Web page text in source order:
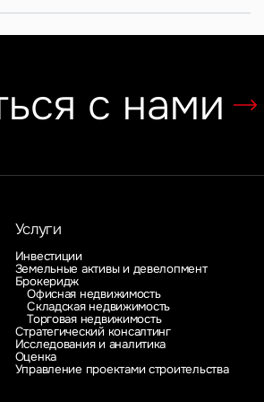
с нами
Услуги
Инвестиции
Земельные активы и девелопмент
Брокеридж
Офисная недвижимость
Складская недвижимость
Торговая недвижимость
Стратегический консалтинг
Исследования и аналитика
Оценка
Управление проектами строительства